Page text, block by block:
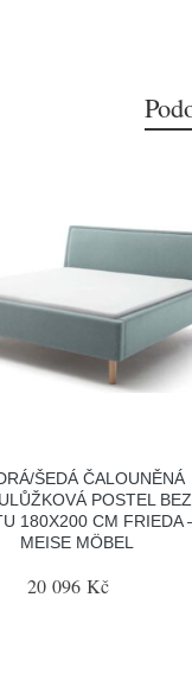
ŠEDÁ ČALOUNĚNÁ
POSTEL BEZ
180X200 CM FRIEDA
MEISE MÖBEL
20 096 Kč